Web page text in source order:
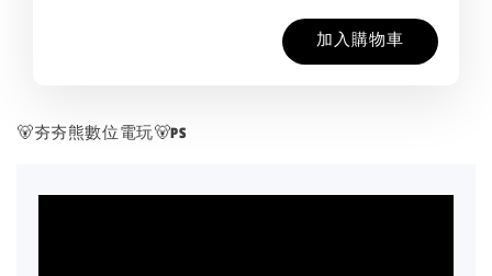
加入購物車
🐻夯夯熊數位電玩🐻PS